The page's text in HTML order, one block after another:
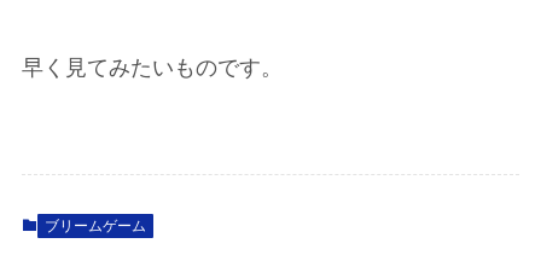
早く見てみたいものです。
ブリームゲーム